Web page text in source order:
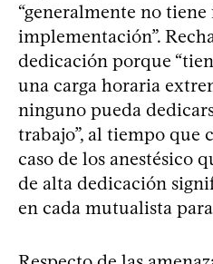
“generalmente no
implementación”.
dedicación porque
una carga horaria
ninguno pueda
trabajo”, al tiempo que
caso de los anestésico
de alta dedicación
en cada mutualista